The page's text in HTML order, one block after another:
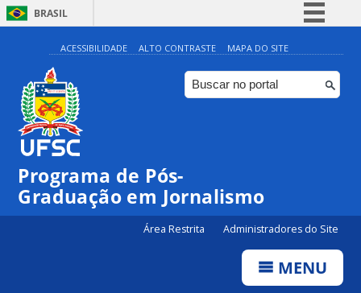
BRASIL
Simplifique!
Comunica BR
Participe
ACESSIBILIDADE ALTO CONTRASTE MAPA DO SITE
Programa de Pós-
Graduação em Jornalismo
Área Restrita Administradores do Site
MENU